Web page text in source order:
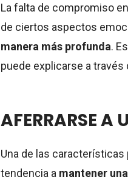
La falta de compromiso
de ciertos aspectos
manera más profunda.
puede explicarse a través
AFERRARSE A
Una de las
tendencia a mantener